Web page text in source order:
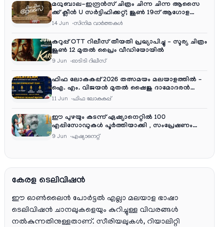
മധുബാല-ഇന്ദ്രൻസ് ചിത്രം ചിന്ന ചിന്ന ആസൈ
ക്ക് ക്ലീൻ U സർട്ടിഫിക്കറ്റ്; ജൂൺ 19ന് ആഗോള
റിലീസ്
14 Jun സിനിമ വാര്‍ത്തകള്‍
കറുപ്പ് OTT റിലീസ് തീയതി പ്രഖ്യാപിച്ചു – സൂര്യ ചിത്രം
ജൂൺ 12 മുതൽ പ്രൈം വീഡിയോയിൽ
9 Jun ഓടിടി റിലീസ്
ഫിഫ ലോകകപ്പ് 2026 തത്സമയം മലയാളത്തിൽ –
ഐ. എം. വിജയൻ മുതൽ ഷൈജു ദാമോദരൻ
വരെ കമന്ററി സംഘത്തിൽ
11 Jun ഫിഫ ലോകകപ്പ്
ഈ പുഴയും കടന്ന് ഏഷ്യാനെറ്റിൽ 100
എപ്പിസോഡുകൾ പൂർത്തിയാക്കി , സംപ്രേഷണം
തിങ്കൾ മുതൽ വെള്ളി വരെ രാത്രി 9:30 ന്
9 Jun ഏഷ്യാനെറ്റ്‌
കേരള ടെലിവിഷൻ
ഈ ഓൺലൈൻ പോർട്ടൽ എല്ലാ മലയാള ഭാഷാ
ടെലിവിഷൻ ചാനലുകളെയും കുറിച്ചുള്ള വിവരങ്ങൾ
നൽകുന്നതിനുള്ളതാണ്. സീരിയലുകൾ, റിയാലിറ്റി